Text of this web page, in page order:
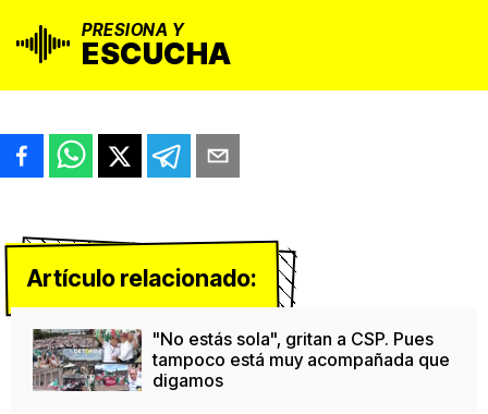
PRESIONA Y
ESCUCHA
Artículo relacionado:
"No estás sola", gritan a CSP. Pues
tampoco está muy acompañada que
digamos